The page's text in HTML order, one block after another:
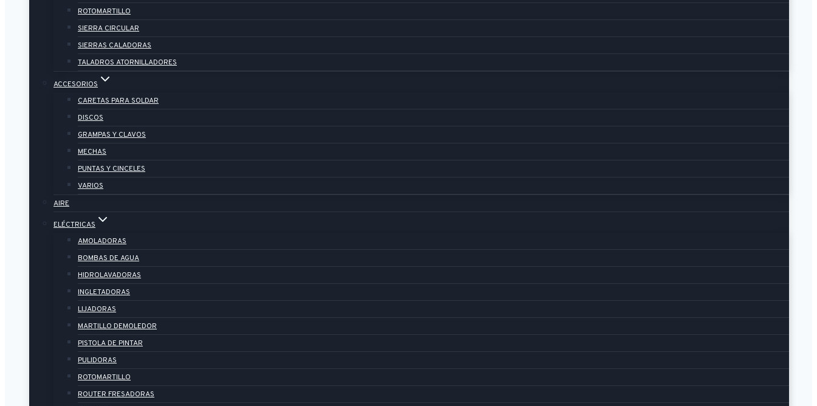
ROTOMARTILLO
SIERRA CIRCULAR
SIERRAS CALADORAS
TALADROS ATORNILLADORES
ACCESORIOS
CARETAS PARA SOLDAR
DISCOS
GRAMPAS Y CLAVOS
MECHAS
PUNTAS Y CINCELES
VARIOS
AIRE
ELÉCTRICAS
AMOLADORAS
BOMBAS DE AGUA
HIDROLAVADORAS
INGLETADORAS
LIJADORAS
MARTILLO DEMOLEDOR
PISTOLA DE PINTAR
PULIDORAS
ROTOMARTILLO
ROUTER FRESADORAS